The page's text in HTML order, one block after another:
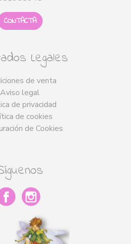
CONTACTA
Legales
de venta
Aviso legal
de privacidad
de cookies
de Cookies